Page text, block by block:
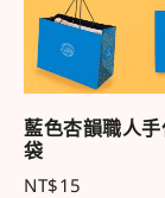
藍色杏韻職人
袋
NT$15